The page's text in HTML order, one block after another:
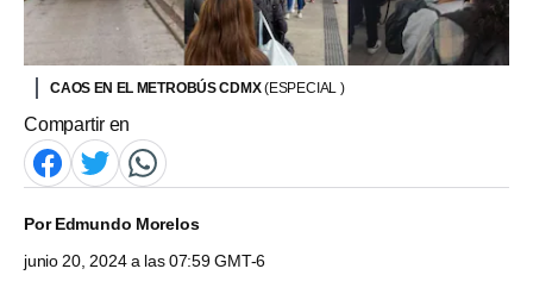
CAOS EN EL METROBÚS CDMX(ESPECIAL )
Compartir en
PorEdmundo Morelos
junio 20, 2024 a las 07:59 GMT-6